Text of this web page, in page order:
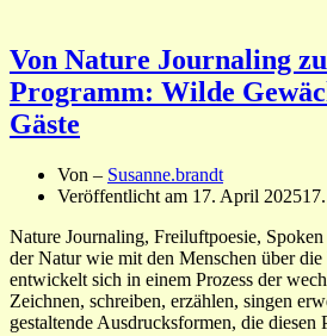
Von Nature Journaling
Programm: Wilde
Gäste
Von – Susanne.brandt
Veröffentlicht am 17. April 2025
Nature Journaling, Freiluftpoesie,
der Natur wie mit den Menschen über
entwickelt sich in einem Prozess der
Zeichnen, schreiben, erzählen, singen
gestaltende Ausdrucksformen, die diesen